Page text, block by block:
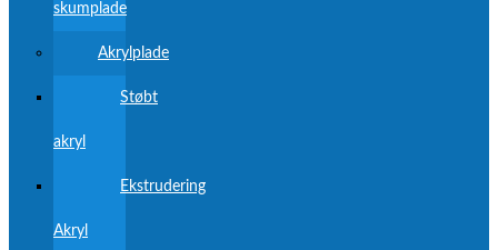
skumplade
Akrylplade
Støbt
akryl
Ekstrudering
Akryl